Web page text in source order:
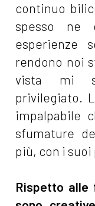
continuo
spesso ne
esperienze
rendono noi
vista mi
privilegiato.
impalpabile
sfumature
più, con i
Rispetto alle